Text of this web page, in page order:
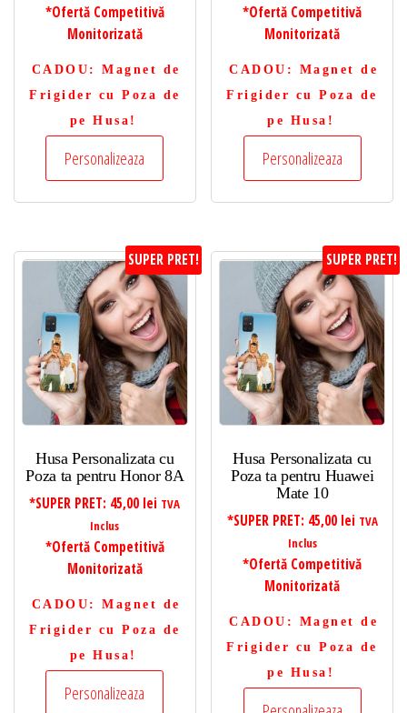
*Ofertă Competitivă
Monitorizată
CADOU : Magnet de
Frigider cu Poza de
pe Husa!
Personalizeaza
*Ofertă Competitivă
Monitorizată
CADOU : Magnet de
Frigider cu Poza de
pe Husa!
Personalizeaza
SUPER PRET!
Husa Personalizata cu
Poza ta pentru Honor 8A
*SUPER PRET: 45,00 lei TVA
Inclus
*Ofertă Competitivă
Monitorizată
CADOU : Magnet de
Frigider cu Poza de
pe Husa!
Personalizeaza
SUPER PRET!
Husa Personalizata cu
Poza ta pentru Huawei
Mate 10
*SUPER PRET: 45,00 lei TVA
Inclus
*Ofertă Competitivă
Monitorizată
CADOU : Magnet de
Frigider cu Poza de
pe Husa!